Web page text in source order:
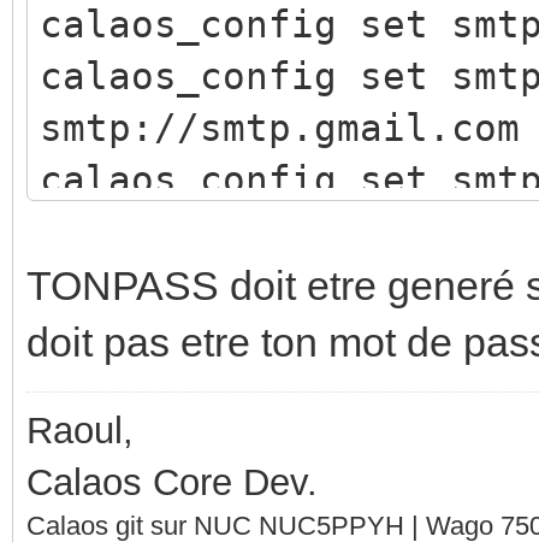
calaos_config set
calaos_config set
smtp://smtp.gmail.com
calaos_config set
calaos_config set
TONPASS doit etre generé
doit pas etre ton mot de
Raoul,
Calaos Core Dev.
Calaos git sur NUC NUC5PPYH | Wago